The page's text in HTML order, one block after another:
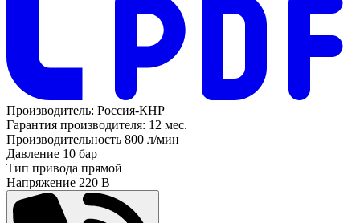
Производитель: Россия-КНР
Гарантия производителя: 12 мес.
Производительность 800 л/мин
Давление 10 бар
Тип привода прямой
Напряжение 220 В